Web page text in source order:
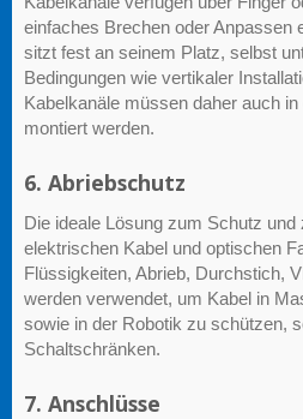
einfaches Brechen oder Anpassen
sitzt fest an seinem Platz, selbst
Bedingungen wie vertikaler
Kabelkanäle müssen daher auch
montiert werden.
6. Abriebschutz
Die ideale Lösung zum Schutz und
elektrischen Kabel und optischen
Flüssigkeiten, Abrieb, Durchstich,
werden verwendet, um Kabel in
sowie in der Robotik zu schützen,
Schaltschränken.
7. Anschlüsse